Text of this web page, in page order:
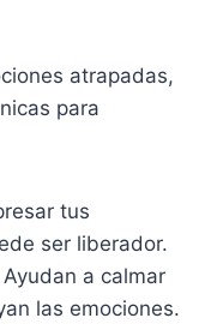
atrapadas,
para
tus
ser liberador.
Ayudan a calmar
las emociones.